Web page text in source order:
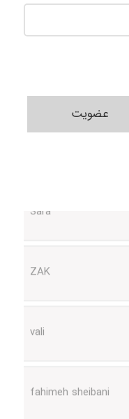
عضویت